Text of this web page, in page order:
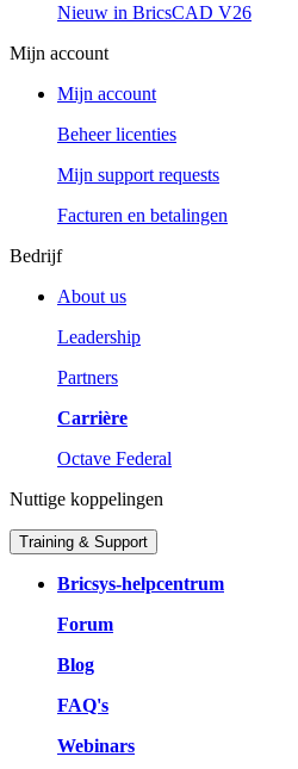
Nieuw in BricsCAD V26
Mijn account
Mijn account
Beheer licenties
Mijn support requests
Facturen en betalingen
Bedrijf
About us
Leadership
Partners
Carrière
Octave Federal
Nuttige koppelingen
Training & Support
Bricsys-helpcentrum
Forum
Blog
FAQ's
Webinars